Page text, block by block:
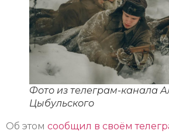
Фото из телеграм-канала
Цыбульского
Об этом сообщил в своём